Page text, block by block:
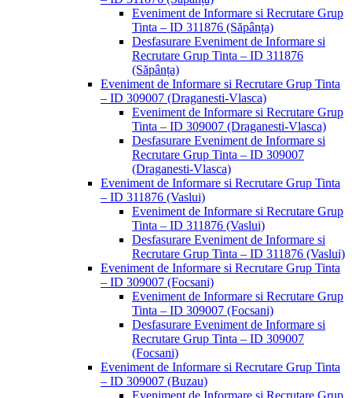
Eveniment de Informare si Recrutare Grup
Tinta – ID 311876 (Săpânța)
Desfasurare Eveniment de Informare si
Recrutare Grup Tinta – ID 311876
(Săpânța)
Eveniment de Informare si Recrutare Grup Tinta
– ID 309007 (Draganesti-Vlasca)
Eveniment de Informare si Recrutare Grup
Tinta – ID 309007 (Draganesti-Vlasca)
Desfasurare Eveniment de Informare si
Recrutare Grup Tinta – ID 309007
(Draganesti-Vlasca)
Eveniment de Informare si Recrutare Grup Tinta
– ID 311876 (Vaslui)
Eveniment de Informare si Recrutare Grup
Tinta – ID 311876 (Vaslui)
Desfasurare Eveniment de Informare si
Recrutare Grup Tinta – ID 311876 (Vaslui)
Eveniment de Informare si Recrutare Grup Tinta
– ID 309007 (Focsani)
Eveniment de Informare si Recrutare Grup
Tinta – ID 309007 (Focsani)
Desfasurare Eveniment de Informare si
Recrutare Grup Tinta – ID 309007
(Focsani)
Eveniment de Informare si Recrutare Grup Tinta
– ID 309007 (Buzau)
Eveniment de Informare si Recrutare Grup